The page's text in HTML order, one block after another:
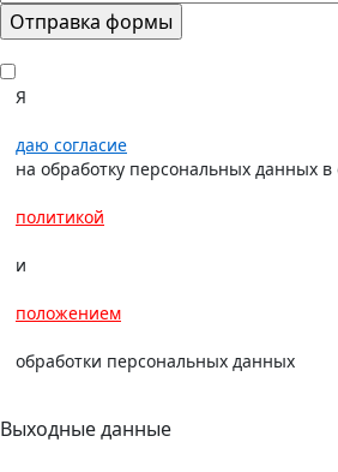
Я
даю согласие
на обработку персональных данных в
политикой
и
положением
обработки персональных данных
Выходные данные